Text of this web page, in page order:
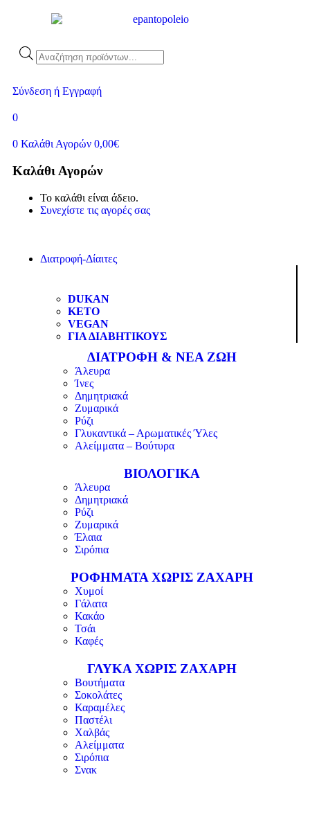
Σύνδεση ή Εγγραφή
0
0 Καλάθι Αγορών 0,00€
Καλάθι Αγορών
Το καλάθι είναι άδειο.
Συνεχίστε τις αγορές σας
Διατροφή-Δίαιτες
DUKAN
KETO
VEGAN
ΓΙΑ ΔΙΑΒΗΤΙΚΟΥΣ
ΔΙΑΤΡΟΦΗ & ΝΕΑ ΖΩΗ
Άλευρα
Ίνες
Δημητριακά
Ζυμαρικά
Ρύζι
Γλυκαντικά – Αρωματικές Ύλες
Αλείμματα – Βούτυρα
ΒΙΟΛΟΓΙΚΑ
Άλευρα
Δημητριακά
Ρύζι
Ζυμαρικά
Έλαια
Σιρόπια
ΡΟΦΗΜΑΤΑ ΧΩΡΙΣ ΖΑΧΑΡΗ
Χυμοί
Γάλατα
Κακάο
Τσάι
Καφές
ΓΛΥΚΑ ΧΩΡΙΣ ΖΑΧΑΡΗ
Βουτήματα
Σοκολάτες
Καραμέλες
Παστέλι
Χαλβάς
Αλείμματα
Σιρόπια
Σνακ